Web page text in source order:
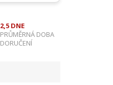
2,5 DNE
PRŮMĚRNÁ DOBA
DORUČENÍ